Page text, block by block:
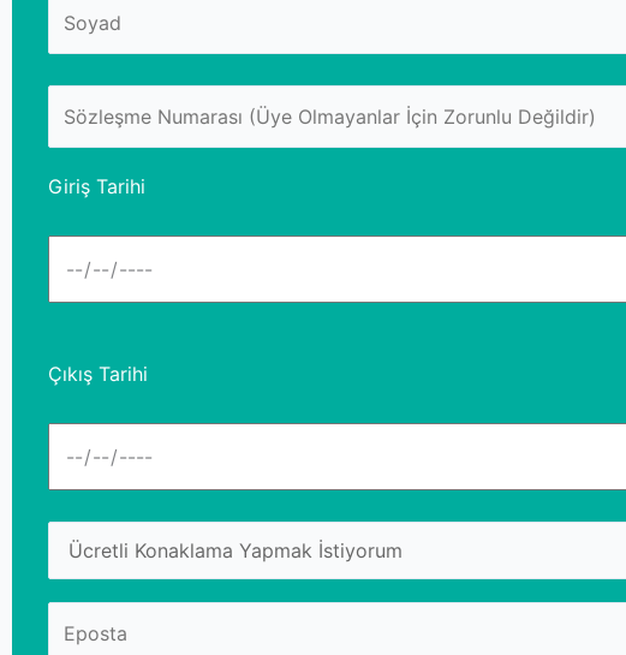
Giriş Tarihi
Çıkış Tarihi